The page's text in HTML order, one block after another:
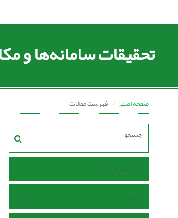
تحقیقات سامانه‌ها و
صفحه اصلی فهرست مقالات
صفحه اصلی
مرور